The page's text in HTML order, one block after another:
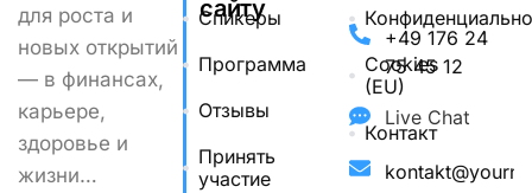
для роста и
новых открытий
— в финансах,
карьере,
здоровье и
жизни…
сайту
Спикеры
Программа
Отзывы
Принять
участие
Cookies
(EU)
Контакт
+49 176 24
75 45 12
Live Chat